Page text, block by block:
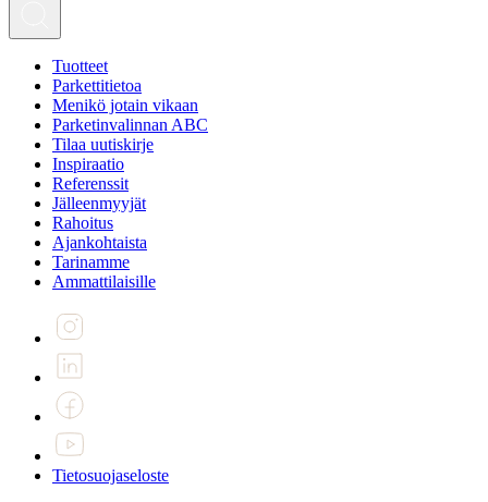
Tuotteet
Parkettitietoa
Menikö jotain vikaan
Parketinvalinnan ABC
Tilaa uutiskirje
Inspiraatio
Referenssit
Jälleenmyyjät
Rahoitus
Ajankohtaista
Tarinamme
Ammattilaisille
Tietosuojaseloste